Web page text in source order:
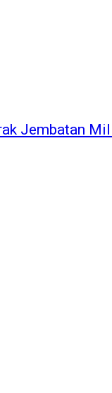
Jembatan